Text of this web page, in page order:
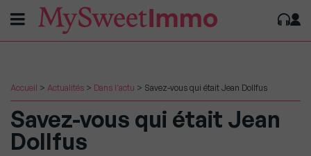
Accueil > Actualités > Dans l'actu > Savez-vous qui était Jean Dollfus
Savez-vous qui était Jean
Dollfus